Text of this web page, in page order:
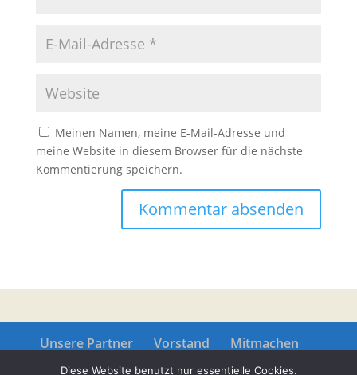
Meinen Namen, meine E-Mail-Adresse und
meine Website in diesem Browser für die nächste
Kommentierung speichern.
Unsere Partner Vorstand
Mitmachen
Diese Website benutzt nur essentielle Cookies.